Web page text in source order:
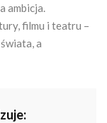
ambicja.
filmu i teatru –
a